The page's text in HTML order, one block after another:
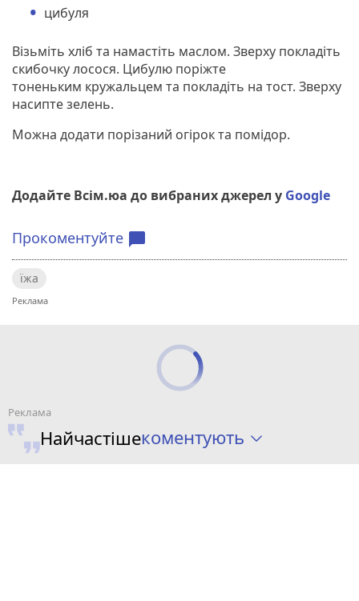
цибуля
Візьміть хліб та намастіть маслом. Зверху покладіть
скибочку лосося. Цибулю поріжте
тоненьким кружальцем та покладіть на тост. Зверху
насипте зелень.
Можна додати порізаний огірок та помідор.
Додайте Всім.юа до вибраних джерел у Google
Прокоментуйте chat_bubble
їжа
Найчастішекоментують